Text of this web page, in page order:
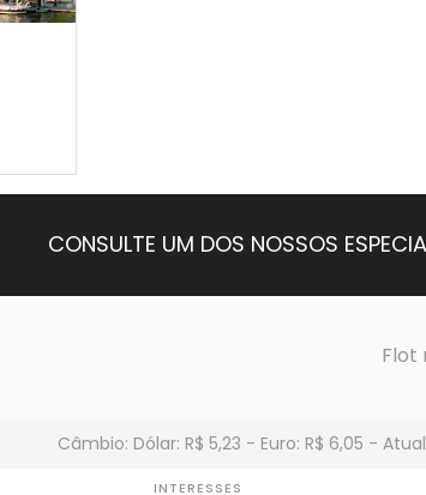
CONSULTE UM DOS NOSSOS
Flot
Câmbio: Dólar: R$ 5,23 - Euro: R$ 6,05 -
INTERESSES